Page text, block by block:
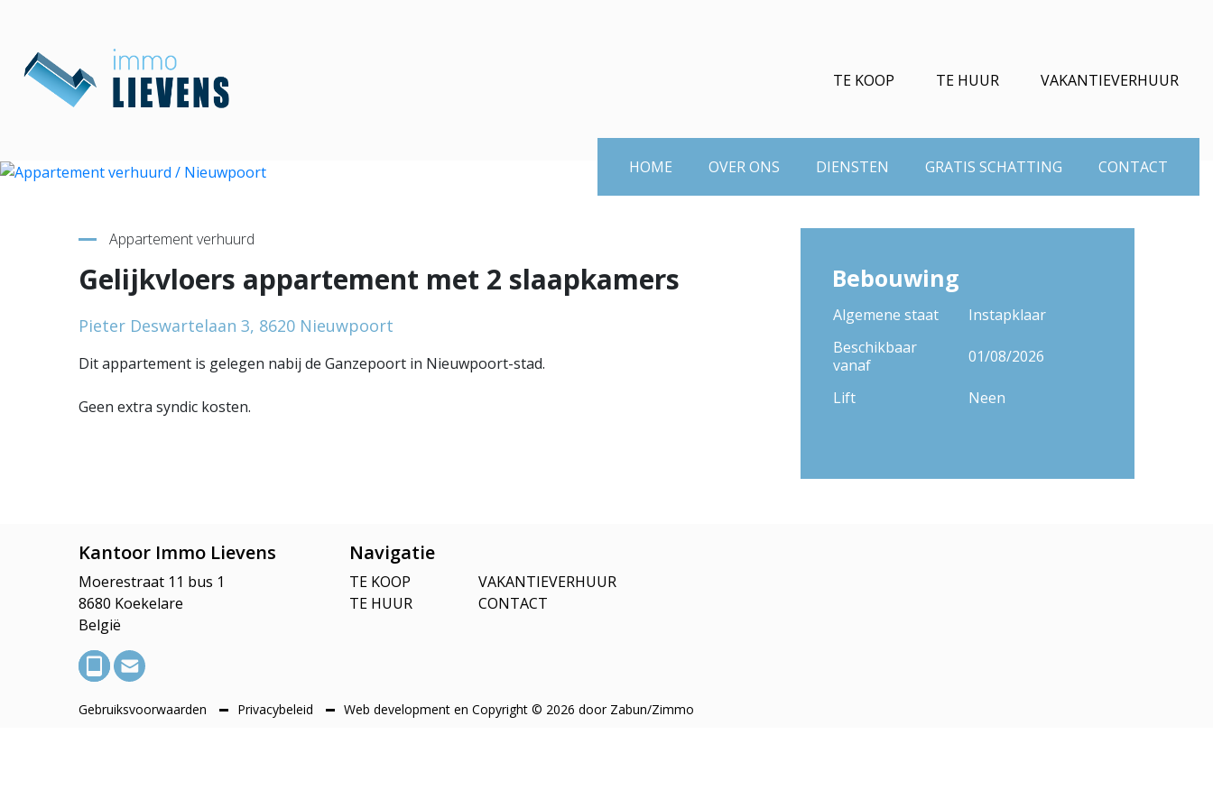
TE KOOP TE HUUR VAKANTIEVERHUUR
HOME OVER ONS DIENSTEN GRATIS SCHATTING CONTACT
Appartement verhuurd
Gelijkvloers appartement met 2 slaapkamers
Pieter Deswartelaan 3, 8620 Nieuwpoort
Dit appartement is gelegen nabij de Ganzepoort in Nieuwpoort-stad.
Geen extra syndic kosten.
Bebouwing
Algemene staat
Instapklaar
Beschikbaar
vanaf
01/08/2026
Lift Neen
Kantoor Immo Lievens
Moerestraat 11 bus 1
8680 Koekelare
België
Navigatie
TE KOOP
TE HUUR
VAKANTIEVERHUUR
CONTACT
Gebruiksvoorwaarden Privacybeleid Web development en Copyright © 2026 door Zabun/Zimmo